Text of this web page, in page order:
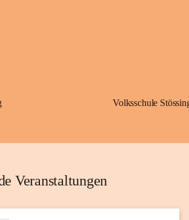
Volksschule
Veranstaltungen